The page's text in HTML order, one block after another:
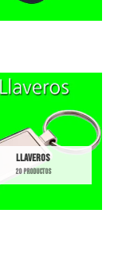
LLAVEROS
20 PRODUCTOS